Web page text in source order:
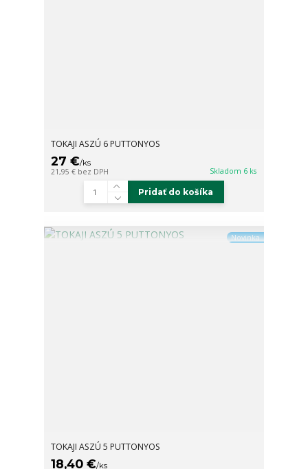
TOKAJI ASZÚ 6 PUTTONYOS
27 €/ks
21,95 € bez DPH Skladom 6 ks
Pridať do košíka
Novinka
TOKAJI ASZÚ 5 PUTTONYOS
18,40 €/ks